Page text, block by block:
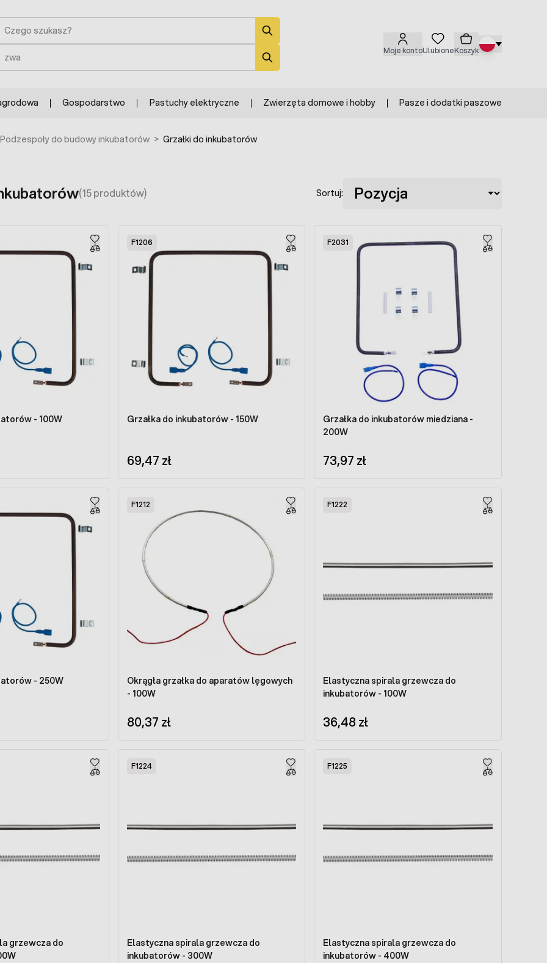
Moje kontoUlubioneKoszyk
Gospodarstwo Pastuchy elektryczne Zwierzęta domowe i hobby Pasze i dodatki paszowe
Podzespoły do budowy inkubatorów > Grzałki do inkubatorów
(15 produktów) Sortuj:
- 100W
F1206
Grzałka do inkubatorów - 150W
69,47 zł
F2031
Grzałka do inkubatorów miedziana -
200W
73,97 zł
- 250W
F1212
Okrągła grzałka do aparatów lęgowych
- 100W
80,37 zł
F1222
Elastyczna spirala grzewcza do
inkubatorów - 100W
36,48 zł
grzewcza do
F1224
Elastyczna spirala grzewcza do
inkubatorów - 300W
F1225
Elastyczna spirala grzewcza do
inkubatorów - 400W